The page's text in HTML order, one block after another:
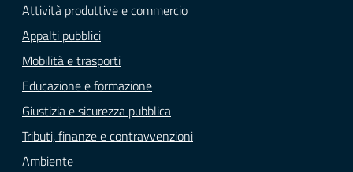
Attività produttive e commercio
Appalti pubblici
Mobilità e trasporti
Educazione e formazione
Giustizia e sicurezza pubblica
Tributi, finanze e contravvenzioni
Ambiente